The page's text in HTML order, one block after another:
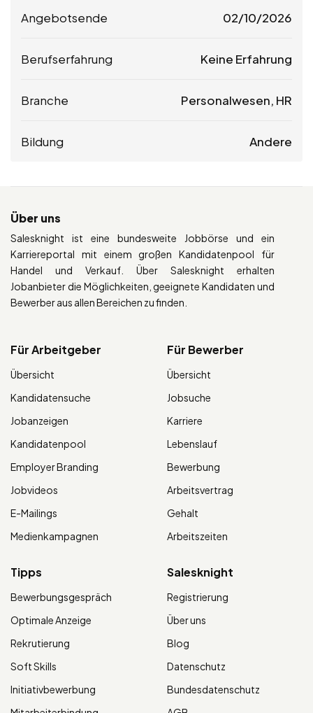
Angebotsende 02/10/2026
Berufserfahrung Keine Erfahrung
Branche Personalwesen, HR
Bildung Andere
Über uns
Salesknight ist eine bundesweite Jobbörse und ein
Karriereportal mit einem großen Kandidatenpool für
Handel und Verkauf. Über Salesknight erhalten
Jobanbieter die Möglichkeiten, geeignete Kandidaten und
Bewerber aus allen Bereichen zu finden.
Für Arbeitgeber
Übersicht
Kandidatensuche
Jobanzeigen
Kandidatenpool
Employer Branding
Jobvideos
E-Mailings
Medienkampagnen
Für Bewerber
Übersicht
Jobsuche
Karriere
Lebenslauf
Bewerbung
Arbeitsvertrag
Gehalt
Arbeitszeiten
Tipps
Bewerbungsgespräch
Optimale Anzeige
Rekrutierung
Soft Skills
Initiativbewerbung
Salesknight
Registrierung
Über uns
Blog
Datenschutz
Bundesdatenschutz